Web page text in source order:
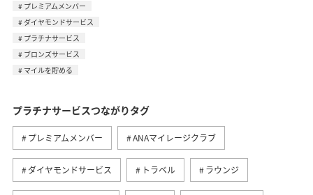
プレミアムメンバー
ダイヤモンドサービス
プラチナサービス
ブロンズサービス
マイルを貯める
プラチナサービスつながりタグ
プレミアムメンバー ANAマイレージクラブ
ダイヤモンドサービス トラベル ラウンジ